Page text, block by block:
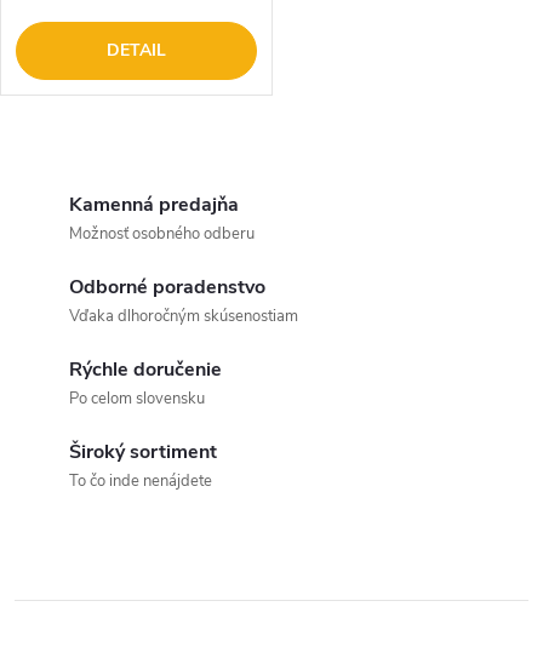
DETAIL
p
Kamenná predajňa
Možnosť osobného odberu
Odborné poradenstvo
Vďaka dlhoročným skúsenostiam
Rýchle doručenie
Po celom slovensku
Široký sortiment
To čo inde nenájdete